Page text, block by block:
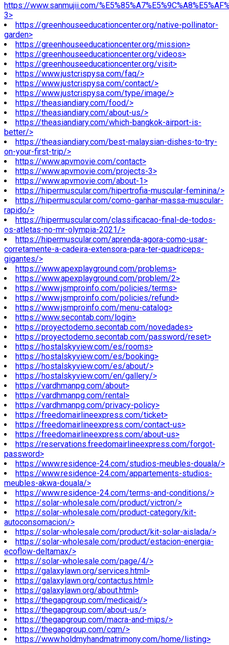
https://www.sanmujii.com/
3>
https://greenhouseeducationcenter.org/native-pollinator-
garden>
https://greenhouseeducationcenter.org/mission>
https://greenhouseeducationcenter.org/videos>
https://greenhouseeducationcenter.org/visit>
https://www.justcrispysa.com/faq/>
https://www.justcrispysa.com/contact/>
https://www.justcrispysa.com/type/image/>
https://theasiandiary.com/food/>
https://theasiandiary.com/about-us/>
https://theasiandiary.com/which-bangkok-airport-is-
better/>
https://theasiandiary.com/best-malaysian-dishes-to-try-
on-your-first-trip/>
https://www.apvmovie.com/contact>
https://www.apvmovie.com/projects-3>
https://www.apvmovie.com/about-1>
https://hipermuscular.com/hipertrofia-muscular-feminina/>
https://hipermuscular.com/como-ganhar-massa-muscular-
rapido/>
https://hipermuscular.com/classificacao-final-de-todos-
os-atletas-no-mr-olympia-2021/>
https://hipermuscular.com/aprenda-agora-como-usar-
corretamente-a-cadeira-extensora-para-ter-quadriceps-
gigantes/>
https://www.apexplayground.com/problems>
https://www.apexplayground.com/problem/2>
https://www.jsmproinfo.com/policies/terms>
https://www.jsmproinfo.com/policies/refund>
https://www.jsmproinfo.com/menu-catalog>
https://www.secontab.com/login>
https://proyectodemo.secontab.com/novedades>
https://proyectodemo.secontab.com/password/reset>
https://hostalskyview.com/es/rooms>
https://hostalskyview.com/es/booking>
https://hostalskyview.com/es/about/>
https://hostalskyview.com/en/gallery/>
https://vardhmanpg.com/about>
https://vardhmanpg.com/rental>
https://vardhmanpg.com/privacy-policy>
https://freedomairlineexpress.com/ticket>
https://freedomairlineexpress.com/contact-us>
https://freedomairlineexpress.com/about-us>
https://reservations.freedomairlineexpress.com/forgot-
password>
https://www.residence-24.com/studios-meubles-douala/>
https://www.residence-24.com/appartements-studios-
meubles-akwa-douala/>
https://www.residence-24.com/terms-and-conditions/>
https://solar-wholesale.com/product/victron/>
https://solar-wholesale.com/product-category/kit-
autoconsomacion/>
https://solar-wholesale.com/product/kit-solar-aislada/>
https://solar-wholesale.com/product/estacion-energia-
ecoflow-deltamax/>
https://solar-wholesale.com/page/4/>
https://galaxylawn.org/services.html>
https://galaxylawn.org/contactus.html>
https://galaxylawn.org/about.html>
https://thegapgroup.com/medicaid/>
https://thegapgroup.com/about-us/>
https://thegapgroup.com/macra-and-mips/>
https://thegapgroup.com/cqm/>
https://www.holdmyhandmatrimony.com/home/listing>